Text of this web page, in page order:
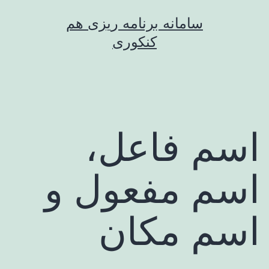
سامانه برنامه ریزی هم
کنکوری
اسم فاعل،
اسم مفعول و
اسم مکان